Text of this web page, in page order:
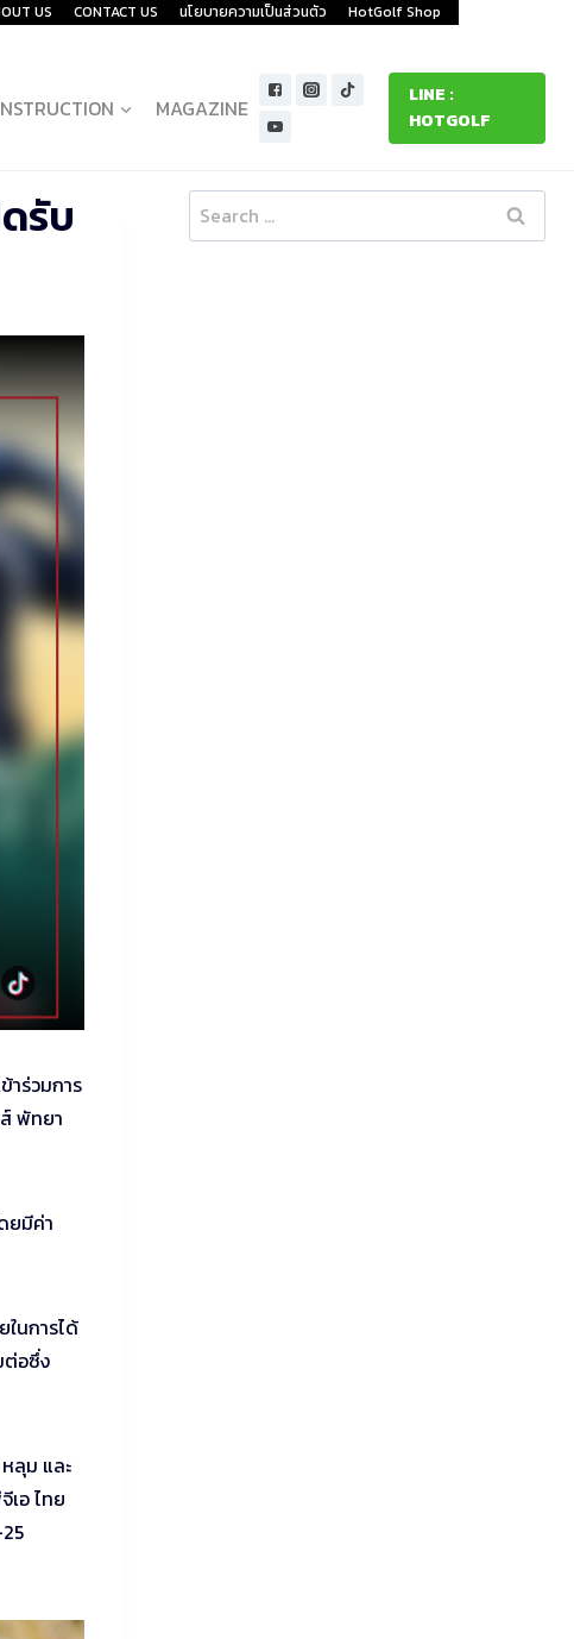
US CONTACT US นโยบายความเป็นส่วนตัว HotGolf Shop
MAGAZINE
LINE :
HOTGOLF
รับ
าร่วมการ
พัทยา
ยมีค่า
นการได้
ต่อซึ่ง
ลุม และ
เอ ไทย
Search
for: